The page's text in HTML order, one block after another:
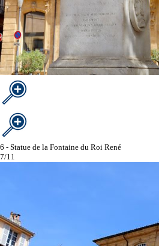
6 - Statue de la Fontaine du Roi René
7/11